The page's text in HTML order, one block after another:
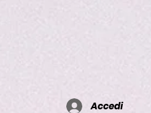
Accedi